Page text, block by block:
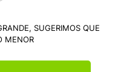
SUGERIMOS QUE
MENOR